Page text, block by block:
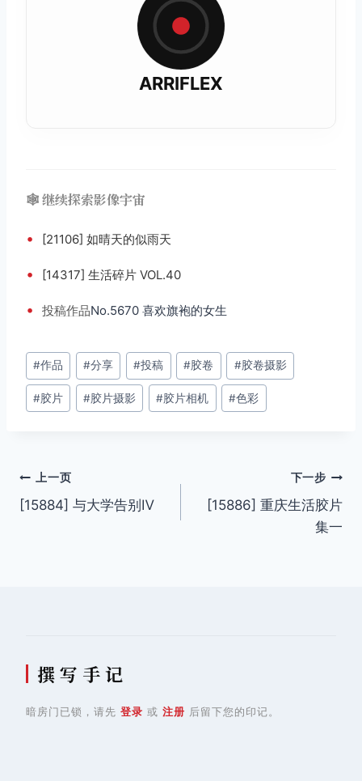
ARRIFLEX
🕸️ 继续探索影像宇宙
• [21106] 如晴天的似雨天
• [14317] 生活碎片 VOL.40
• 投稿作品No.5670 喜欢旗袍的女生
文
章
标
#作品 #分享 #投稿 #胶卷 #胶卷摄影
#胶片 #胶片摄影 #胶片相机 #色彩
文
章
上一页
[15884] 与大学告别Ⅳ
下一步
[15886] 重庆生活胶片
集一
撰 写 手 记
暗房门已锁，请先 登录 或 注册 后留下您的印记。